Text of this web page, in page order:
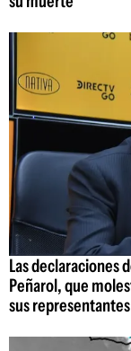
Las declaraciones
Peñarol, que
sus representantes